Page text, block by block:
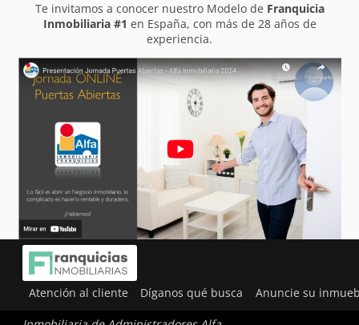
Te invitamos a conocer nuestro Modelo de Franquicia
Inmobiliaria #1 en España, con más de 28 años de
experiencia.
Atención al cliente Díganos qué busca Anuncie su